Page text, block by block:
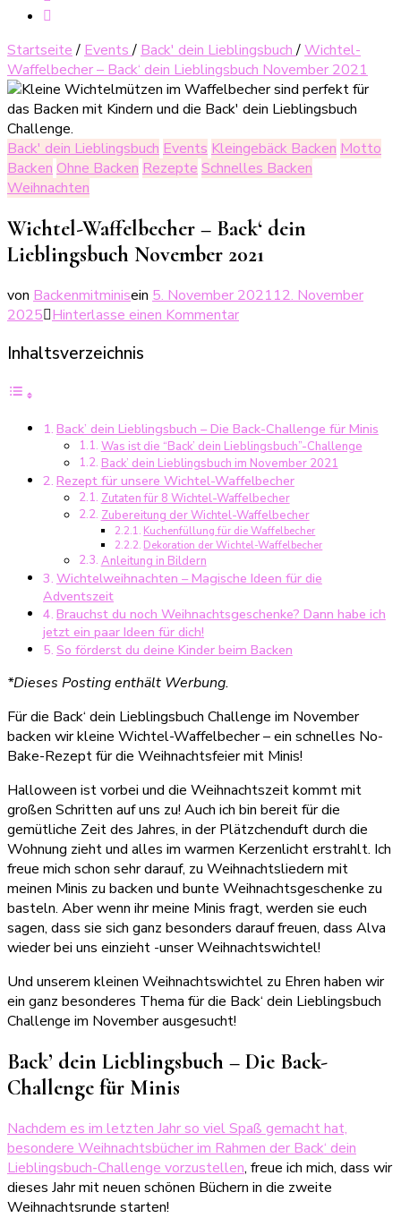
Startseite / Events/ Back' dein Lieblingsbuch/Wichtel-
Waffelbecher – Back‘ dein Lieblingsbuch November 2021
Back' dein Lieblingsbuch Events Kleingebäck Backen Motto
Backen Ohne Backen Rezepte Schnelles Backen
Weihnachten
Wichtel-Waffelbecher – Back‘ dein
Lieblingsbuch November 2021
von Backenmitminisein 5. November 202112. November
2025 Hinterlasse einen Kommentarzu
Lieblingsbuch
November
2021
Inhaltsverzeichnis
Back’ dein Lieblingsbuch – Die Back-Challenge für Minis
Was ist die “Back’ dein Lieblingsbuch”-Challenge
Back’ dein Lieblingsbuch im November 2021
Rezept für unsere Wichtel-Waffelbecher
Zutaten für 8 Wichtel-Waffelbecher
Zubereitung der Wichtel-Waffelbecher
Kuchenfüllung für die Waffelbecher
Dekoration der Wichtel-Waffelbecher
Anleitung in Bildern
Wichtelweihnachten – Magische Ideen für die
Adventszeit
Brauchst du noch Weihnachtsgeschenke? Dann habe ich
jetzt ein paar Ideen für dich!
So förderst du deine Kinder beim Backen
*Dieses Posting enthält Werbung.
Für die Back‘ dein Lieblingsbuch Challenge im November
backen wir kleine Wichtel-Waffelbecher – ein schnelles No-
Bake-Rezept für die Weihnachtsfeier mit Minis!
Halloween ist vorbei und die Weihnachtszeit kommt mit
großen Schritten auf uns zu! Auch ich bin bereit für die
gemütliche Zeit des Jahres, in der Plätzchenduft durch die
Wohnung zieht und alles im warmen Kerzenlicht erstrahlt. Ich
freue mich schon sehr darauf, zu Weihnachtsliedern mit
meinen Minis zu backen und bunte Weihnachtsgeschenke zu
basteln. Aber wenn ihr meine Minis fragt, werden sie euch
sagen, dass sie sich ganz besonders darauf freuen, dass Alva
wieder bei uns einzieht -unser Weihnachtswichtel!
Und unserem kleinen Weihnachtswichtel zu Ehren haben wir
ein ganz besonderes Thema für die Back‘ dein Lieblingsbuch
Challenge im November ausgesucht!
Back’ dein Lieblingsbuch – Die Back-
Challenge für Minis
Nachdem es im letzten Jahr so viel Spaß gemacht hat,
besondere Weihnachtsbücher im Rahmen der Back‘ dein
Lieblingsbuch-Challenge vorzustellen, freue ich mich, dass wir
dieses Jahr mit neuen schönen Büchern in die zweite
Weihnachtsrunde starten!